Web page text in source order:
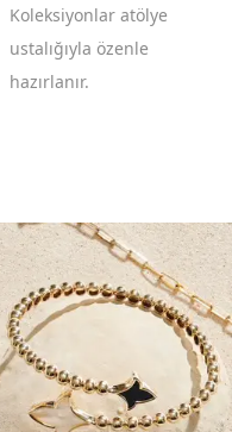
Koleksiyonlar atölye
ustalığıyla özenle
hazırlanır.